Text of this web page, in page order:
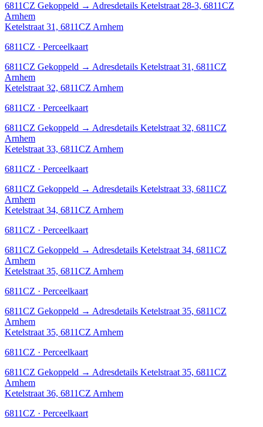
6811CZ Gekoppeld → Adresdetails Ketelstraat 28-3, 6811CZ
Arnhem
Ketelstraat 31, 6811CZ Arnhem
6811CZ · Perceelkaart
6811CZ Gekoppeld → Adresdetails Ketelstraat 31, 6811CZ
Arnhem
Ketelstraat 32, 6811CZ Arnhem
6811CZ · Perceelkaart
6811CZ Gekoppeld → Adresdetails Ketelstraat 32, 6811CZ
Arnhem
Ketelstraat 33, 6811CZ Arnhem
6811CZ · Perceelkaart
6811CZ Gekoppeld → Adresdetails Ketelstraat 33, 6811CZ
Arnhem
Ketelstraat 34, 6811CZ Arnhem
6811CZ · Perceelkaart
6811CZ Gekoppeld → Adresdetails Ketelstraat 34, 6811CZ
Arnhem
Ketelstraat 35, 6811CZ Arnhem
6811CZ · Perceelkaart
6811CZ Gekoppeld → Adresdetails Ketelstraat 35, 6811CZ
Arnhem
Ketelstraat 35, 6811CZ Arnhem
6811CZ · Perceelkaart
6811CZ Gekoppeld → Adresdetails Ketelstraat 35, 6811CZ
Arnhem
Ketelstraat 36, 6811CZ Arnhem
6811CZ · Perceelkaart